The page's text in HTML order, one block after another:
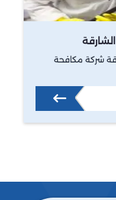
شركة مكافحة